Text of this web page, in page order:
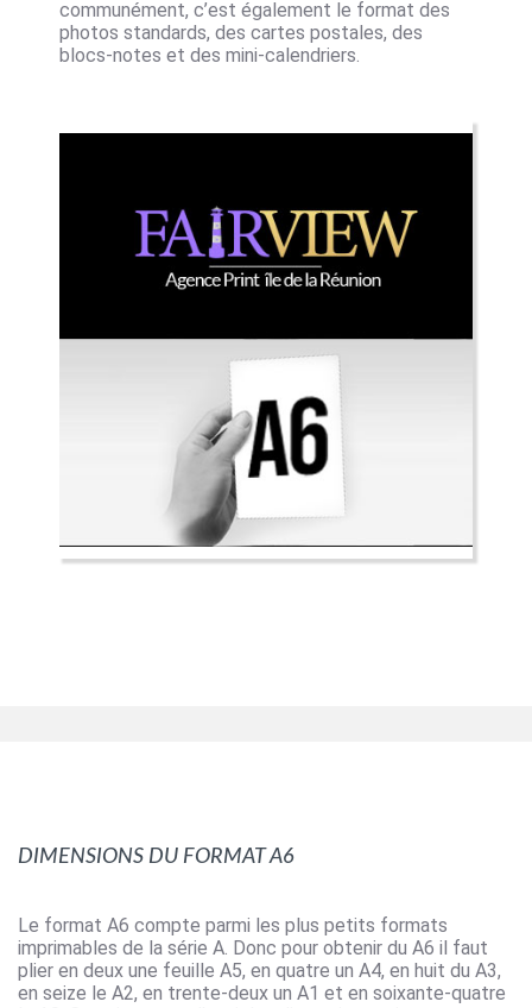
communément, c’est également le format des
photos standards, des cartes postales, des
blocs-notes et des mini-calendriers.
Dimensions du format A6
Le format A6 compte parmi les plus petits formats
imprimables de la série A. Donc pour obtenir du A6 il faut
plier en deux une feuille A5, en quatre un A4, en huit du A3,
en seize le A2, en trente-deux un A1 et en soixante-quatre